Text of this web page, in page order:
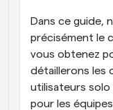
Dans ce guide,
précisément le
vous obtenez
détaillerons les
utilisateurs solo
pour les